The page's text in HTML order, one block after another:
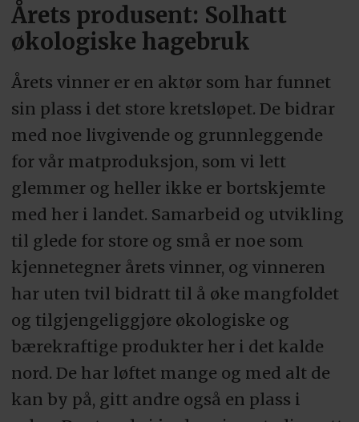
Årets produsent: Solhatt
økologiske hagebruk
Årets vinner er en aktør som har funnet
sin plass i det store kretsløpet. De bidrar
med noe livgivende og grunnleggende
for vår matproduksjon, som vi lett
glemmer og heller ikke er bortskjemte
med her i landet. Samarbeid og utvikling
til glede for store og små er noe som
kjennetegner årets vinner, og vinneren
har uten tvil bidratt til å øke mangfoldet
og tilgjengeliggjøre økologiske og
bærekraftige produkter her i det kalde
nord. De har løftet mange og med alt de
kan by på, gitt andre også en plass i